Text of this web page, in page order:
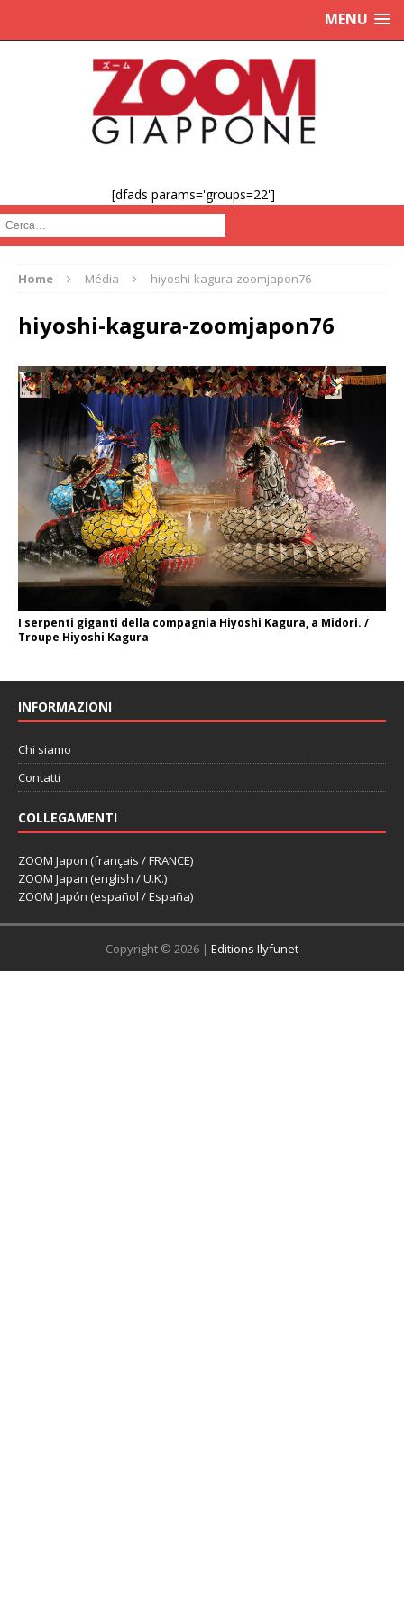
MENU
[dfads params='groups=22']
Cerca :
Home Média hiyoshi-kagura-zoomjapon76
hiyoshi-kagura-zoomjapon76
I serpenti giganti della compagnia Hiyoshi Kagura, a Midori. /
Troupe Hiyoshi Kagura
INFORMAZIONI
Chi siamo
Contatti
COLLEGAMENTI
ZOOM Japon (français / FRANCE)
ZOOM Japan (english / U.K.)
ZOOM Japón (español / España)
Copyright © 2026 | Editions Ilyfunet